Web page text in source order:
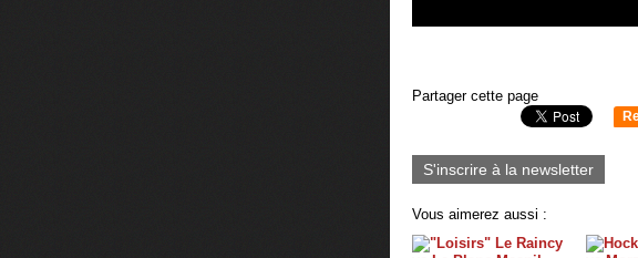
Partager cette page
S'inscrire à la newsletter
Vous aimerez aussi :